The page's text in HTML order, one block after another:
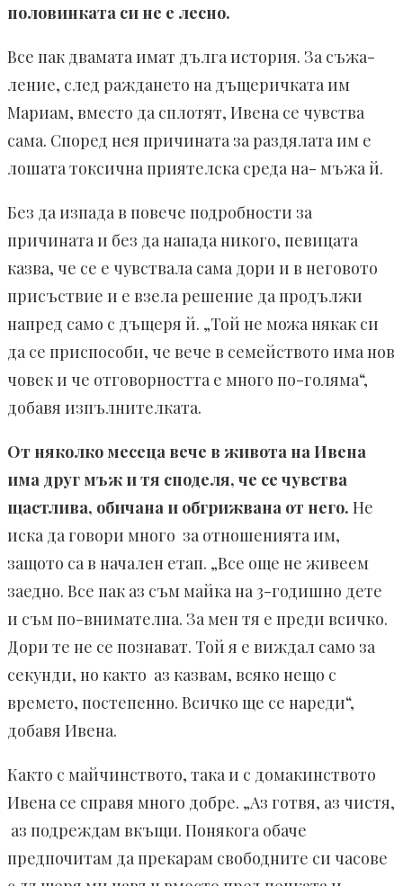
поло­винката си не е лесно.
Все пак двамата имат дълга история. За съжа­
ление, след раждането на дъщеричката им
Мариам, вместо да сплотят, Ивена се чув­ства
сама. Според нея причината за раздялата им е
лошата токсична приятелска среда на- мъжа й.
Без да изпада в пове­че подробности за
причината и без да напада никого, певицата
казва, че се е чувствала сама дори и в неговото
при­съствие и е взела решение да продължи
напред само с дъщеря й. „Той не можа някак си
да се приспособи, че вече в семейството има нов
човек и че отговор­ността е много по-голяма“,
добавя изпълнител­ката.
От няколко месеца вече в живота на Ивена
има друг мъж и тя споделя, че се чувства
щастлива, обича­на и обгрижвана от него. Не
иска да говори много за отношенията им,
защото са в начален етап. „Все още не живе­ем
заедно. Все пак аз съм майка на 3-годишно дете
и съм по-вни­мателна. За мен тя е преди всичко.
Дори те не се познават. Той я е виждал само за
секунди, но както аз казвам, всяко нещо с
времето, постепенно. Всичко ще се нареди“,
добавя Ивена.
Както с майчинството, така и с домакинството
Ивена се справя много добре. „Аз готвя, аз чистя,
аз подреждам вкъщи. Понякога обаче
предпочитам да прека­рам свободните си часо­ве